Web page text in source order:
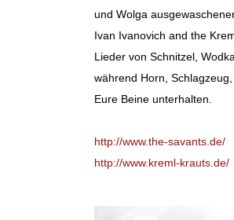
und Wolga
Ivan Ivanovich and the
Lieder von Schnitzel,
während Horn,
Eure Beine unterhalten.
http://www.the-savants.de/
http://www.kreml-krauts.de/